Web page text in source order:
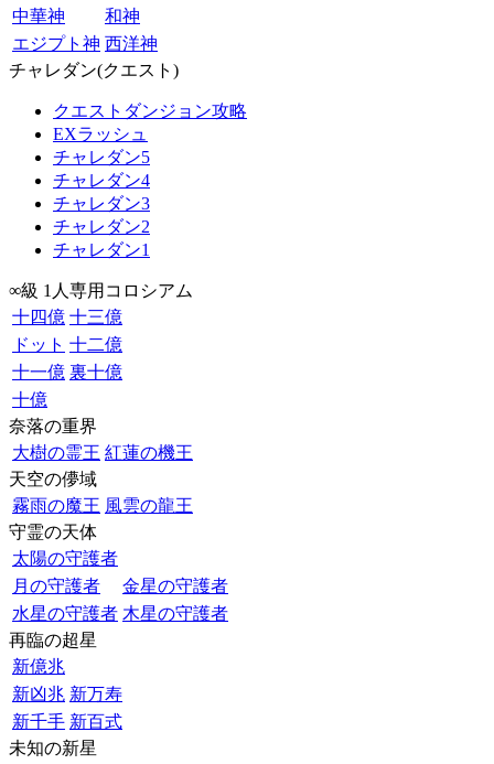
中華神
和神
エジプト神 西洋神
チャレダン(クエスト)
クエストダンジョン攻略
EXラッシュ
チャレダン5
チャレダン4
チャレダン3
チャレダン2
チャレダン1
∞級 1人専用コロシアム
十四億 十三億
ドット 十二億
十一億 裏十億
十億
奈落の重界
大樹の霊王 紅蓮の機王
天空の儚域
霧雨の魔王 風雲の龍王
守霊の天体
太陽の守護者
月の守護者
金星の守護者
水星の守護者 木星の守護者
再臨の超星
新億兆
新凶兆 新万寿
新千手 新百式
未知の新星